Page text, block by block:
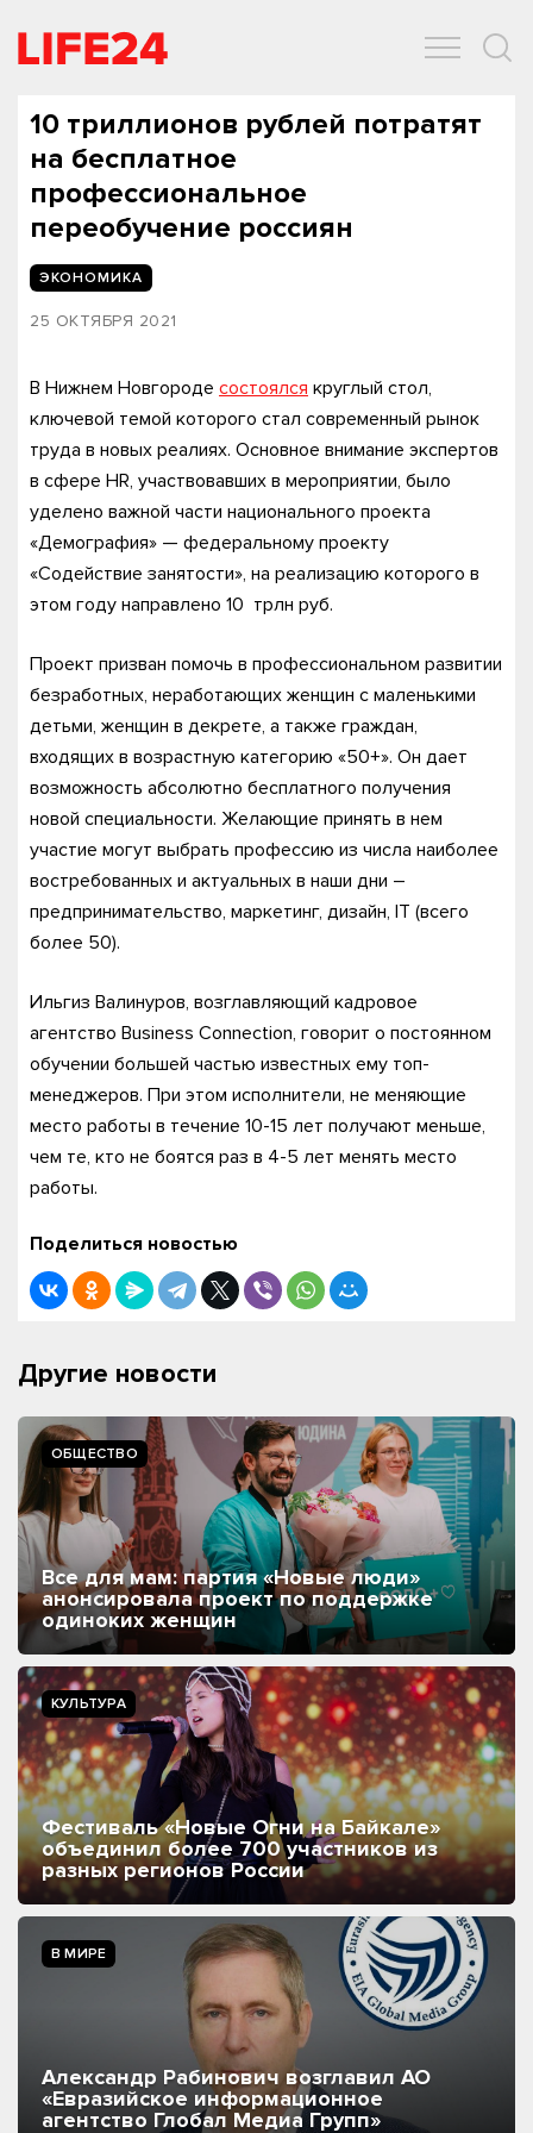
10 триллионов рублей потратят
на бесплатное
профессиональное
переобучение россиян
ЭКОНОМИКА
25 ОКТЯБРЯ 2021
В Нижнем Новгороде состоялся круглый стол,
ключевой темой которого стал современный рынок
труда в новых реалиях. Основное внимание экспертов
в сфере HR, участвовавших в мероприятии, было
уделено важной части национального проекта
«Демография» — федеральному проекту
«Содействие занятости», на реализацию которого в
этом году направлено 10 трлн руб.
Проект призван помочь в профессиональном развитии
безработных, неработающих женщин с маленькими
детьми, женщин в декрете, а также граждан,
входящих в возрастную категорию «50+». Он дает
возможность абсолютно бесплатного получения
новой специальности. Желающие принять в нем
участие могут выбрать профессию из числа наиболее
востребованных и актуальных в наши дни –
предпринимательство, маркетинг, дизайн, IT (всего
более 50).
Ильгиз Валинуров, возглавляющий кадровое
агентство Business Connection, говорит о постоянном
обучении большей частью известных ему топ-
менеджеров. При этом исполнители, не меняющие
место работы в течение 10-15 лет получают меньше,
чем те, кто не боятся раз в 4-5 лет менять место
работы.
Поделиться новостью
Другие новости
ОБЩЕСТВО
Все для мам: партия «Новые люди»
анонсировала проект по поддержке
одиноких женщин
КУЛЬТУРА
Фестиваль «Новые Огни на Байкале»
объединил более 700 участников из
разных регионов России
В МИРЕ
Александр Рабинович возглавил АО
«Евразийское информационное
агентство Глобал Медиа Групп»